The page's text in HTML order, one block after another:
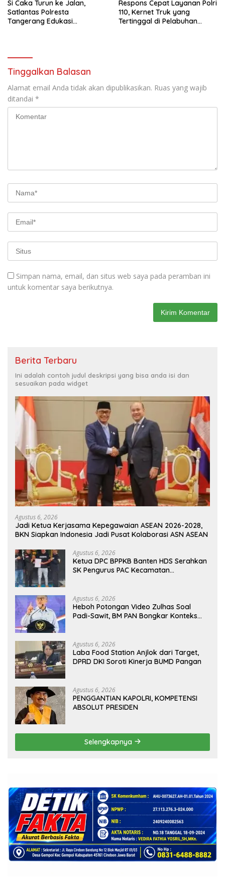
Si Caka Turun ke Jalan,
Satlantas Polresta
Tangerang Edukasi
Respons Cepat Layanan Polri
110, Kernet Truk yang
Tertinggal di Pelabuhan
Tinggalkan Balasan
Alamat email Anda tidak akan dipublikasikan. Ruas yang wajib
ditandai *
Simpan nama, email, dan situs web saya pada peramban ini
untuk komentar saya berikutnya.
Berita Terbaru
Ini adalah contoh judul deskripsi yang bisa anda isi dan
sesuaikan pada widget
Agustus 6, 2026
Jadi Ketua Kerjasama Kepegawaian ASEAN 2026-2028,
BKN Siapkan Indonesia Jadi Pusat Kolaborasi ASN ASEAN
Agustus 6, 2026
Ketua DPC BPPKB Banten HDS Serahkan
SK Pengurus PAC Kecamatan
Agustus 6, 2026
Heboh Potongan Video Zulhas Soal
Padi-Sawit, BM PAN Bongkar Konteks
Agustus 6, 2026
Laba Food Station Anjlok dari Target,
DPRD DKI Soroti Kinerja BUMD Pangan
Agustus 6, 2026
PENGGANTIAN KAPOLRI, KOMPETENSI
ABSOLUT PRESIDEN
Selengkapnya